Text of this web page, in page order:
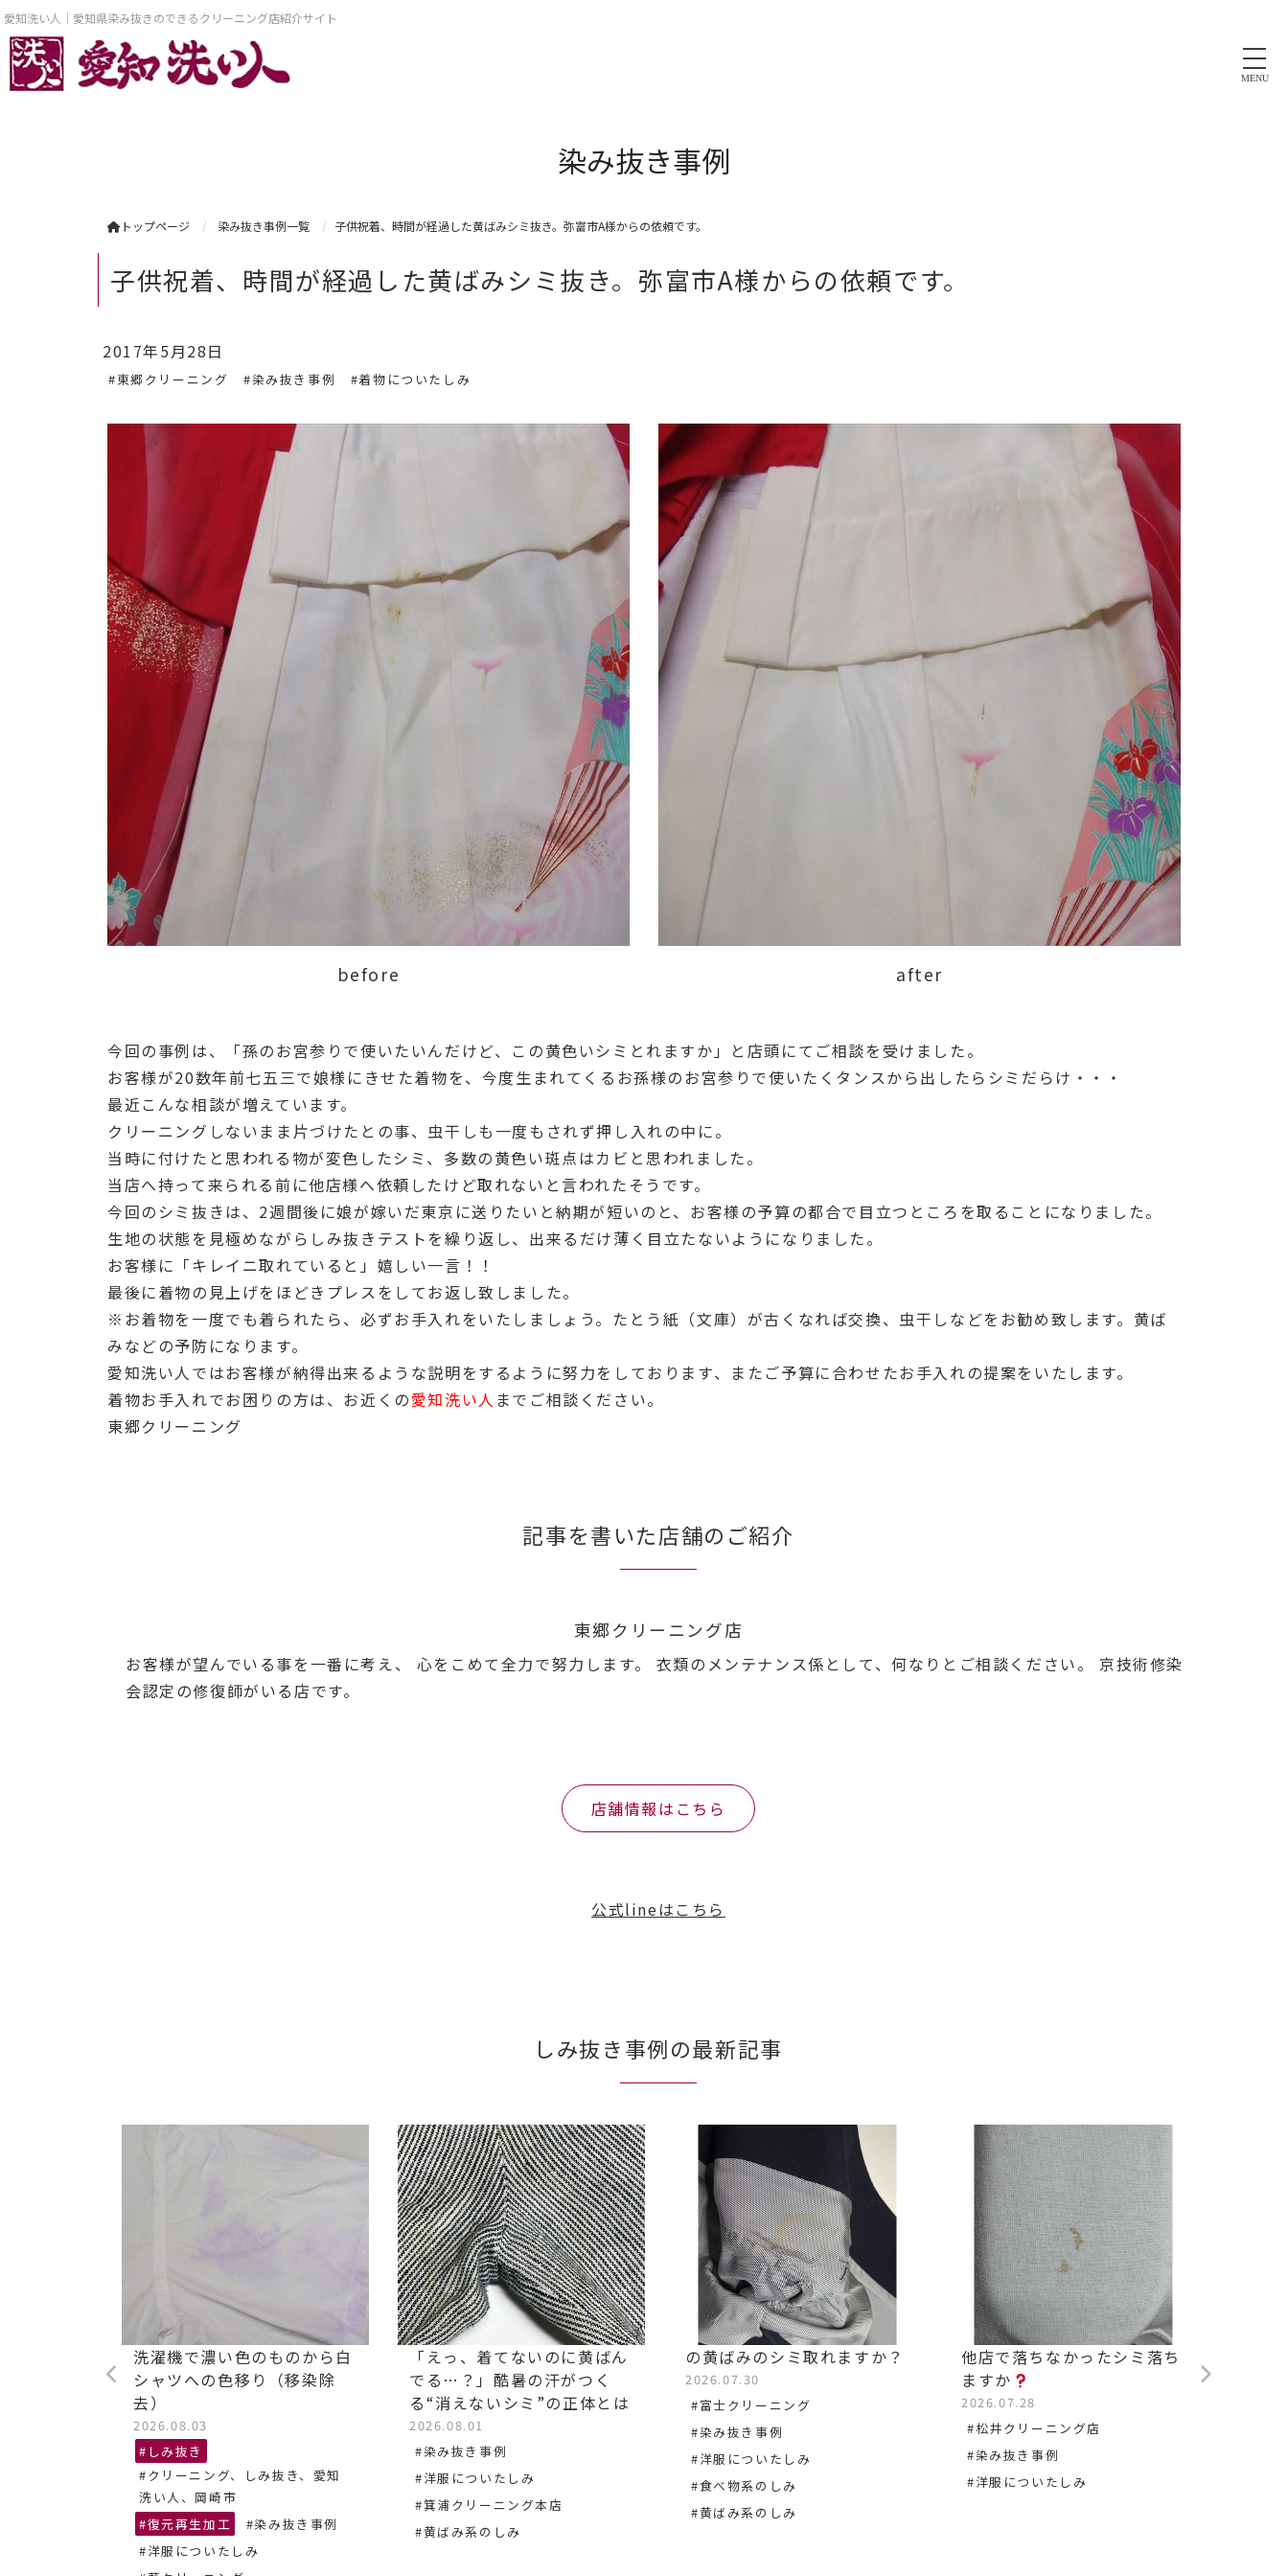
愛知洗い人｜愛知県染み抜きのできるクリーニング店紹介サイト
MENU
染み抜き事例
トップページ 染み抜き事例一覧 子供祝着、時間が経過した黄ばみシミ抜き。弥富市A様からの依頼です。
子供祝着、時間が経過した黄ばみシミ抜き。弥富市A様からの依頼です。
2017年5月28日
#東郷クリーニング #染み抜き事例 #着物についたしみ
before after
今回の事例は、「孫のお宮参りで使いたいんだけど、この黄色いシミとれますか」と店頭にてご相談を受けました。
お客様が20数年前七五三で娘様にきせた着物を、今度生まれてくるお孫様のお宮参りで使いたくタンスから出したらシミだらけ・・・
最近こんな相談が増えています。
クリーニングしないまま片づけたとの事、虫干しも一度もされず押し入れの中に。
当時に付けたと思われる物が変色したシミ、多数の黄色い斑点はカビと思われました。
当店へ持って来られる前に他店様へ依頼したけど取れないと言われたそうです。
今回のシミ抜きは、2週間後に娘が嫁いだ東京に送りたいと納期が短いのと、お客様の予算の都合で目立つところを取ることになりました。
生地の状態を見極めながらしみ抜きテストを繰り返し、出来るだけ薄く目立たないようになりました。
お客様に「キレイニ取れていると」嬉しい一言！！
最後に着物の見上げをほどきプレスをしてお返し致しました。
※お着物を一度でも着られたら、必ずお手入れをいたしましょう。たとう紙（文庫）が古くなれば交換、虫干しなどをお勧め致します。黄ば
みなどの予防になります。
愛知洗い人ではお客様が納得出来るような説明をするように努力をしております、またご予算に合わせたお手入れの提案をいたします。
着物お手入れでお困りの方は、お近くの愛知洗い人 までご相談ください。
東郷クリーニング
記事を書いた店舗のご紹介
東郷クリーニング店
お客様が望んでいる事を一番に考え、 心をこめて全力で努力します。 衣類のメンテナンス係として、何なりとご相談ください。 京技術修染
会認定の修復師がいる店です。
店舗情報はこちら
公式lineはこちら
しみ抜き事例の最新記事
洗濯機で濃い色のものから白
シャツへの色移り（移染除
去）
2026.08.03
#しみ抜き
#クリーニング、しみ抜き、愛知
洗い人、岡崎市
#復元再生加工
#染み抜き事例
#洋服についたしみ
「えっ、着てないのに黄ばん
でる…？」酷暑の汗がつく
る“消えないシミ”の正体とは
2026.08.01
#染み抜き事例
#洋服についたしみ
#箕浦クリーニング本店
#黄ばみ系のしみ
の黄ばみのシミ取れますか？
2026.07.30
#富士クリーニング
#染み抜き事例
#洋服についたしみ
#食べ物系のしみ
#黄ばみ系のしみ
他店で落ちなかったシミ落ち
ますか
2026.07.28
#松井クリーニング店
#染み抜き事例
#洋服についたしみ